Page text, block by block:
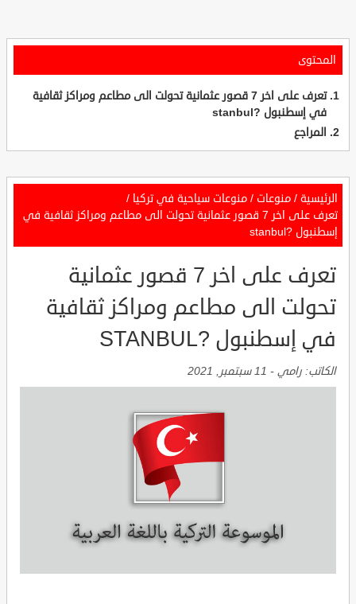
المحتوى
تعرف على اخر 7 قصور عثمانية تحولت الى مطاعم ومراكز ثقافية
في إسطنبول ?stanbul
المراجع
الرئيسية / منوعات / منوعات سياحية في تركيا /
تعرف على اخر 7 قصور عثمانية تحولت الى مطاعم ومراكز ثقافية في
إسطنبول ?stanbul
تعرف على اخر 7 قصور عثمانية
تحولت الى مطاعم ومراكز ثقافية
في إسطنبول ?STANBUL
الكاتب: رامي - 11 سبتمبر, 2021